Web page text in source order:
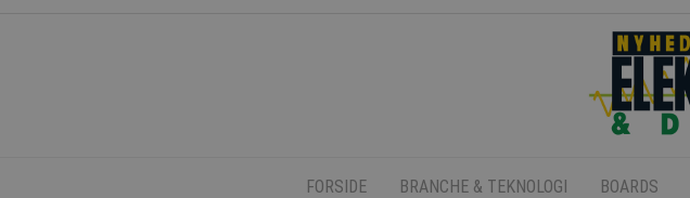
FORSIDE BRANCHE & TEKNOLOGI BOARDS